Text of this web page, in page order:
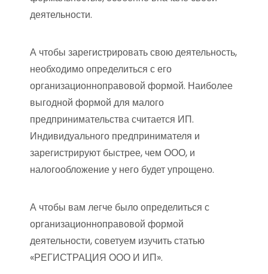
деятельности.
А чтобы зарегистрировать свою деятельность,
необходимо определиться с его
организационноправовой формой. Наиболее
выгодной формой для малого
предпринимательства считается ИП.
Индивидуального предпринимателя и
зарегистрируют быстрее, чем ООО, и
налогообложение у него будет упрощено.
А чтобы вам легче было определиться с
организационноправовой формой
деятельности, советуем изучить статью
«РЕГИСТРАЦИЯ ООО И ИП».